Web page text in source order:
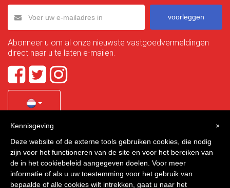
voorleggen
Abonneer u om al onze nieuwste vastgoedvermeldingen
direct naar u te laten e-mailen.
Quality Homes Costa Calida
is a registered trademark of
La Manga Holiday Home SL duly registered with CIF / tax
no. B-30750053 and address: Bella Luz 07-05, 30389 La
Manga Club, Cartagena, Murcia, Spain.
×
Kennisgeving
Deze website of de externe tools gebruiken cookies, die nodig
zijn voor het functioneren van de site en voor het bereiken van
de in het cookiebeleid aangegeven doelen. Voor meer
informatie of als u uw toestemming voor het gebruik van
bepaalde of alle cookies wilt intrekken, gaat u naar het